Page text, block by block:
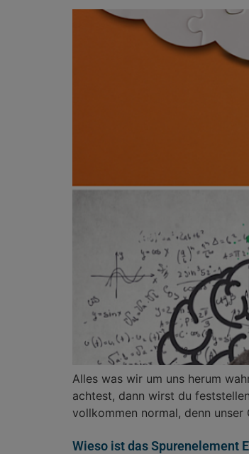
Alles was wir um uns herum
achtest, dann wirst du
vollkommen normal, denn unser
Wieso ist das Spurenelement